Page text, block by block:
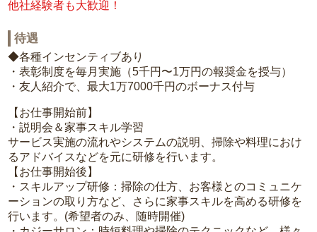
他社経験者も大歓迎！
待遇
◆各種インセンティブあり
・表彰制度を毎月実施（5千円〜1万円の報奨金を授与）
・友人紹介で、最大1万7000千円のボーナス付与
【お仕事開始前】
・説明会＆家事スキル学習
サービス実施の流れやシステムの説明、掃除や料理におけ
るアドバイスなどを元に研修を行います。
【お仕事開始後】
・スキルアップ研修：掃除の仕方、お客様とのコミュニケ
ーションの取り方など、さらに家事スキルを高める研修を
行います。(希望者のみ、随時開催)